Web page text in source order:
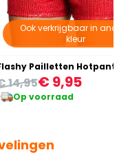
Ook verkrijgbaar in
kleur
Pailletten
€ 9,95
14,95
Op voorraad